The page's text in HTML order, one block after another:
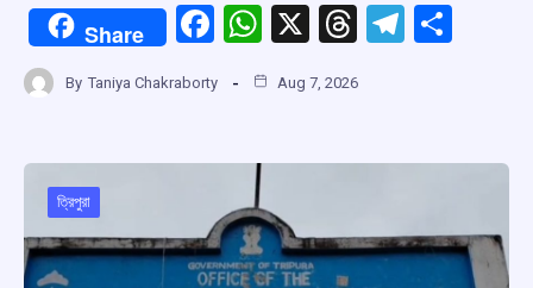
Share
F
ce
o
o
k
W
h
at
A
p
p
X
T
e
d
T
a
By Taniya Chakraborty Aug 7, 2026
ত্রিপুরা